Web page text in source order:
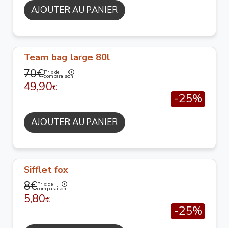
AJOUTER AU PANIER
Team bag large 80l
70€Prix de
comparaison
49,90€
-25%
AJOUTER AU PANIER
Sifflet fox
8€Prix de
comparaison
5,80€
-25%